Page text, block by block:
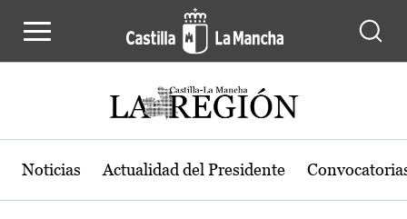
Noticias Actualidad del Presidente